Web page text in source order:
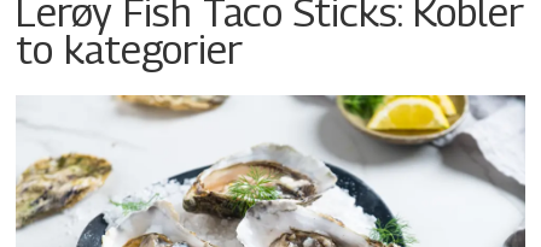
Lerøy Fish Taco Sticks: Kobler
to kategorier